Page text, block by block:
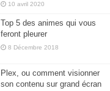
10 avril 2020
Top 5 des animes qui vous
feront pleurer
8 Décembre 2018
Plex, ou comment visionner
son contenu sur grand écran